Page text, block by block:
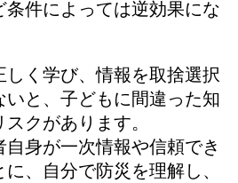
件によっては逆効果にな
く学び、情報を取捨選択
と、子どもに間違った知
クがあります。
身が一次情報や信頼でき
、自分で防災を理解し、